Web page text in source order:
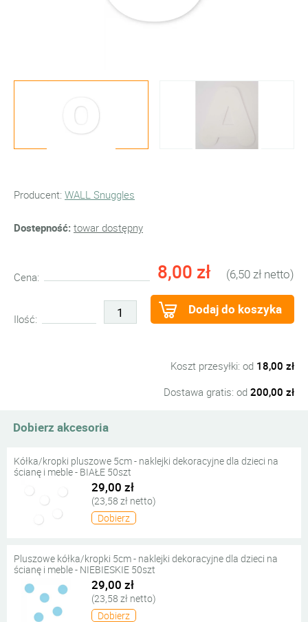
Producent: WALL Snuggles
Dostepność: towar dostępny
Cena: 8,00 zł (6,50 zł netto)
Ilość:
Dodaj do koszyka
Koszt przesyłki: od 18,00 zł
Dostawa gratis: od 200,00 zł
Dobierz akcesoria
Kółka/kropki pluszowe 5cm - naklejki dekoracyjne dla dzieci na
ścianę i meble - BIAŁE 50szt
29,00 zł
(23,58 zł netto)
Dobierz
Pluszowe kółka/kropki 5cm - naklejki dekoracyjne dla dzieci na
ścianę i meble - NIEBIESKIE 50szt
29,00 zł
(23,58 zł netto)
Dobierz